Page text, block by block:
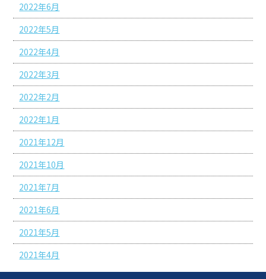
2022年6月
2022年5月
2022年4月
2022年3月
2022年2月
2022年1月
2021年12月
2021年10月
2021年7月
2021年6月
2021年5月
2021年4月